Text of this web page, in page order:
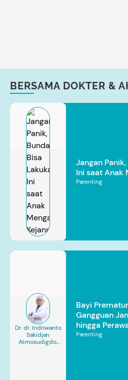
BERSAMA DOKTER &
Jangan
Ini saat Anak
Parenting
Dr. dr. Indriwanto
Sakidjan
Atmosudigdo,
Bayi
Gangguan
hingga
Parenting